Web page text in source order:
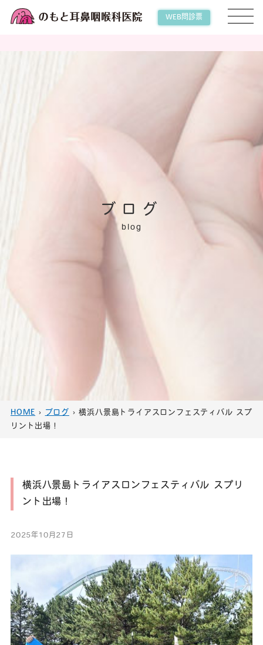
WEB問診票
ブログ
HOME › ブログ ›横浜八景島トライアスロンフェスティバル スプ
リント出場！
横浜八景島トライアスロンフェスティバル スプリ
ント出場！
2025年10月27日